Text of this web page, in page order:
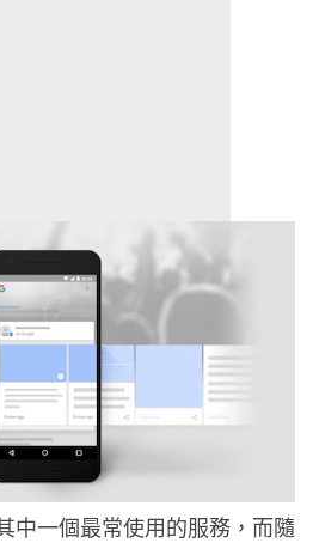
中一個最常使用的服務，而隨